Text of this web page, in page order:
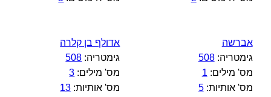
אברשה
גימטריה:508
מס' מילים: 1
מס' אותיות:5
אדולף בן קלרה
גימטריה: 508
מס' מילים: 3
מס' אותיות: 13